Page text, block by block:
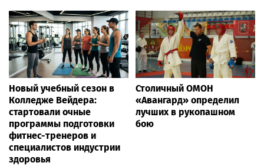
Новый учебный сезон в
Колледже Вейдера:
стартовали очные
программы подготовки
фитнес-тренеров и
специалистов индустрии
здоровья
Столичный ОМОН
«Авангард» определил
лучших в рукопашном
бою